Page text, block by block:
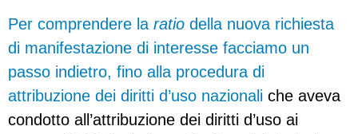
Per comprendere la ratio della nuova richiesta
di manifestazione di interesse facciamo un
passo indietro, fino alla procedura di
attribuzione dei diritti d’uso nazionali che aveva
condotto all’attribuzione dei diritti d’uso ai